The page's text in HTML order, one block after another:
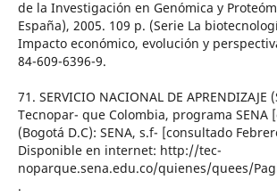
de la Investigación en Genómica y
España), 2005. 109 p. (Serie La
Impacto económico, evolución y
84-609-6396-9.
71. SERVICIO NACIONAL DE APRENDIZAJE
Tecnopar- que Colombia, programa SENA
(Bogotá D.C): SENA, s.f- [consultado
Disponible en internet: http://tec-
noparque.sena.edu.co/quienes/quees/
.